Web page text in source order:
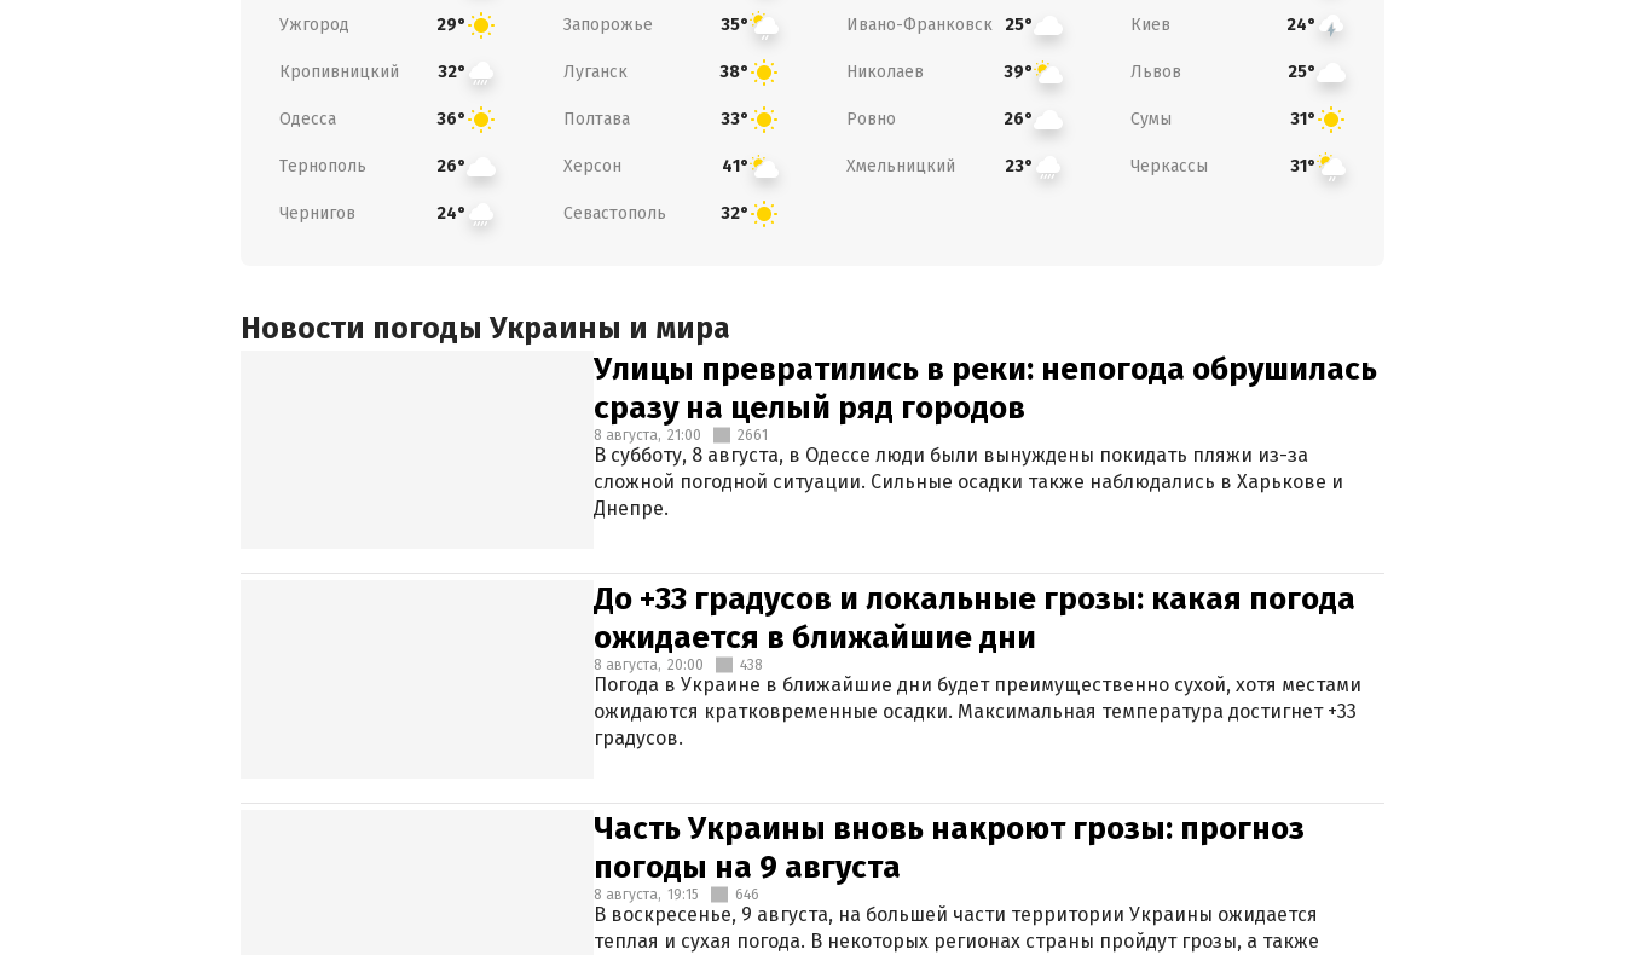
Ужгород 29° Запорожье 35° Ивано-Франковск 25° Киев 24°
Кропивницкий 32° Луганск 38° Николаев 39° Львов 25°
Одесса 36° Полтава 33° Ровно 26° Сумы 31°
Тернополь 26° Херсон 41° Хмельницкий 23° Черкассы 31°
Чернигов 24° Севастополь 32°
Новости погоды Украины и мира
Улицы превратились в реки: непогода обрушилась
сразу на целый ряд городов
8 августа, 21:00 2661
В субботу, 8 августа, в Одессе люди были вынуждены покидать пляжи из-за
сложной погодной ситуации. Сильные осадки также наблюдались в Харькове и
Днепре.
До +33 градусов и локальные грозы: какая погода
ожидается в ближайшие дни
8 августа, 20:00 438
Погода в Украине в ближайшие дни будет преимущественно сухой, хотя местами
ожидаются кратковременные осадки. Максимальная температура достигнет +33
градусов.
Часть Украины вновь накроют грозы: прогноз
погоды на 9 августа
8 августа, 19:15 646
В воскресенье, 9 августа, на большей части территории Украины ожидается
теплая и сухая погода. В некоторых регионах страны пройдут грозы, а также